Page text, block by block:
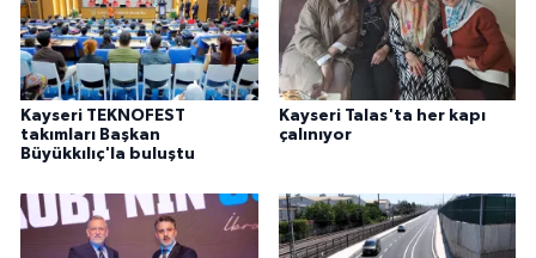
Kayseri TEKNOFEST
takımları Başkan
Büyükkılıç'la buluştu
Kayseri Talas'ta her kapı
çalınıyor